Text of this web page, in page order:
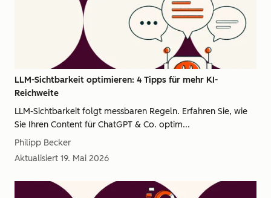
LLM-Sichtbarkeit optimieren: 4 Tipps für mehr KI-
Reichweite
LLM-Sichtbarkeit folgt messbaren Regeln. Erfahren Sie, wie
Sie Ihren Content für ChatGPT & Co. optim...
Philipp Becker
Aktualisiert 19. Mai 2026